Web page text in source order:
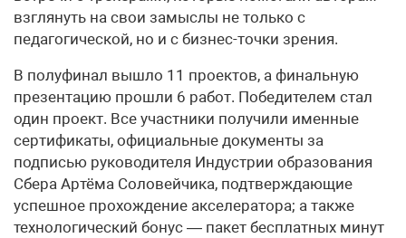
взглянуть на свои замыслы не только с
педагогической, но и с бизнес-точки зрения.
В полуфинал вышло 11 проектов, а финальную
презентацию прошли 6 работ. Победителем стал
один проект. Все участники получили именные
сертификаты, официальные документы за
подписью руководителя Индустрии образования
Сбера Артёма Соловейчика, подтверждающие
успешное прохождение акселератора; а также
технологический бонус — пакет бесплатных минут